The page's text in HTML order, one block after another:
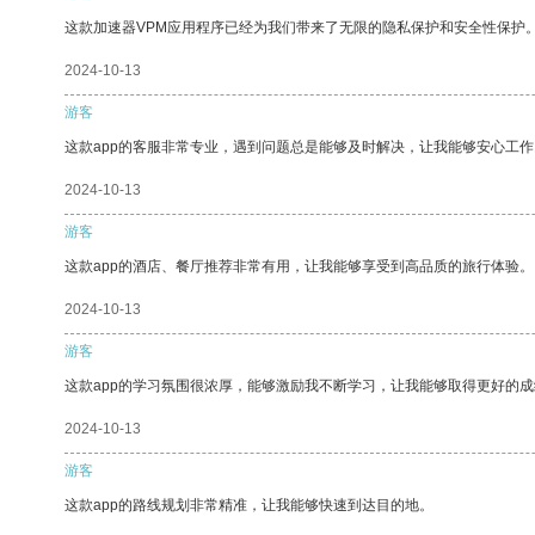
这款加速器VPM应用程序已经为我们带来了无限的隐私保护和安全性保护。
2024-10-13
游客
这款app的客服非常专业，遇到问题总是能够及时解决，让我能够安心工作
2024-10-13
游客
这款app的酒店、餐厅推荐非常有用，让我能够享受到高品质的旅行体验。
2024-10-13
游客
这款app的学习氛围很浓厚，能够激励我不断学习，让我能够取得更好的成
2024-10-13
游客
这款app的路线规划非常精准，让我能够快速到达目的地。